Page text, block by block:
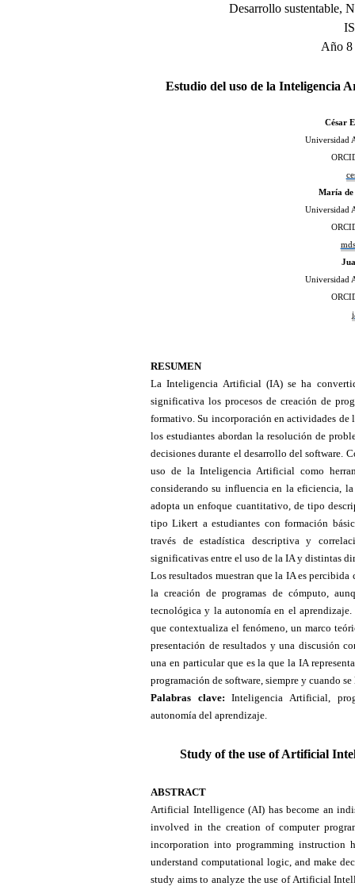
Desarrollo sustentable,
Año 8
Estudio del uso de la Inteligencia
César
Universidad
María de
Universidad
Universidad
RESUMEN
La Inteligencia Artificial (IA) se ha
significativa los procesos de creación de
formativo. Su incorporación en actividades de
los estudiantes abordan la resolución de
decisiones durante el desarrollo del software.
uso de la Inteligencia Artificial como
considerando su influencia en la eficiencia,
adopta un enfoque cuantitativo, de tipo
tipo Likert a estudiantes con formación
través de estadística descriptiva y
significativas entre el uso de la IA y distintas
Los resultados muestran que la IA es
la creación de programas de cómputo,
tecnológica y la autonomía en el
que contextualiza el fenómeno, un marco
presentación de resultados y una discusión
una en particular que es la que la IA
programación de software, siempre y cuando
Palabras clave:Inteligencia Artificial,
autonomía del aprendizaje.
Study of the use of Artificial
ABSTRACT
Artificial Intelligence (AI) has become an
involved in the creation of computer
incorporation into programming instruction
understand computational logic, and make
study aims to analyze the use of Artificial